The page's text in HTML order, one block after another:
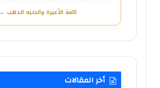
كافة الأعيرة والجنيه الذهب ←
أخر المقالات